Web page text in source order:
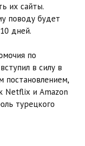
их сайты.
поводу будет
дней.
по
в силу в
постановлением,
Netflix и Amazon
турецкого